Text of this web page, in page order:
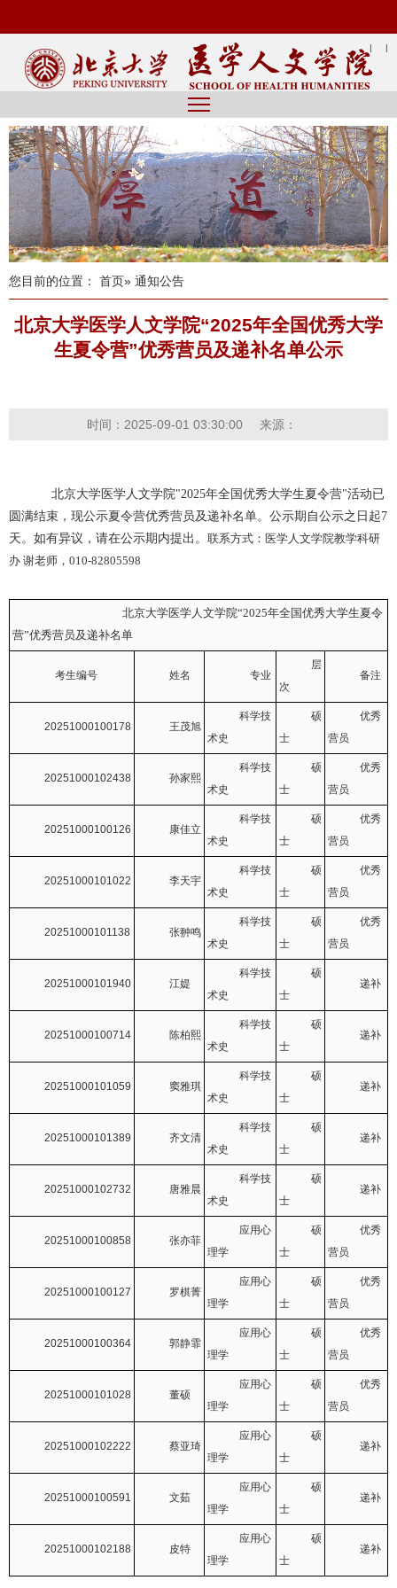
| |
您目前的位置： 首页» 通知公告
北京大学医学人文学院“2025年全国优秀大学
生夏令营”优秀营员及递补名单公示
时间：2025-09-01 03:30:00 来源：
北京大学医学人文学院"2025年全国优秀大学生夏令营"活动已
圆满结束，现公示夏令营优秀营员及递补名单。 公示期自公示之日起7
天。 如有异议，请在公示期内提出。 联系方式：医学人文学院教学科研
办 谢老师，010-82805598
北京大学医学人文学院“2025年全国优秀大学生夏令
营”优秀营员及递补名单
考生编号 姓名 专业
层
次
备注
20251000100178 王茂旭
科学技
术史
硕
士
优秀
营员
20251000102438 孙家熙
科学技
术史
硕
士
优秀
营员
20251000100126 康佳立
科学技
术史
硕
士
优秀
营员
20251000101022 李天宇
科学技
术史
硕
士
优秀
营员
20251000101138 张翀鸣
科学技
术史
硕
士
优秀
营员
20251000101940 江媞
科学技
术史
硕
士
递补
20251000100714 陈柏熙
科学技
术史
硕
士
递补
20251000101059 窦雅琪
科学技
术史
硕
士
递补
20251000101389 齐文清
科学技
术史
硕
士
递补
20251000102732 唐雅晨
科学技
术史
硕
士
递补
20251000100858 张亦菲
应用心
理学
硕
士
优秀
营员
20251000100127 罗棋菁
应用心
理学
硕
士
优秀
营员
20251000100364 郭静霏
应用心
理学
硕
士
优秀
营员
20251000101028 董硕
应用心
理学
硕
士
优秀
营员
20251000102222 蔡亚琦
应用心
理学
硕
士
递补
20251000100591 文茹
应用心
理学
硕
士
递补
20251000102188 皮特
应用心
理学
硕
士
递补